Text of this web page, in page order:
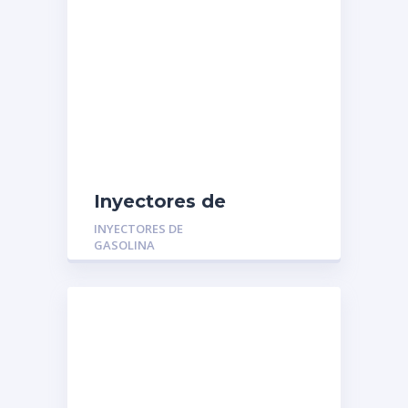
Inyectores de
Gasolina MGR-
01322257: FORD
ECOSPORT 2.0 FOCUS
INYECTORES DE
GASOLINA